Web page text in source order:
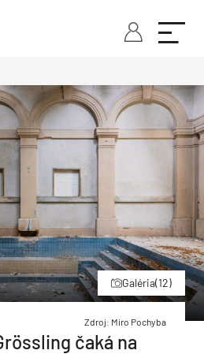
Galéria(12)
Zdroj: Miro Pochyba
čaká na